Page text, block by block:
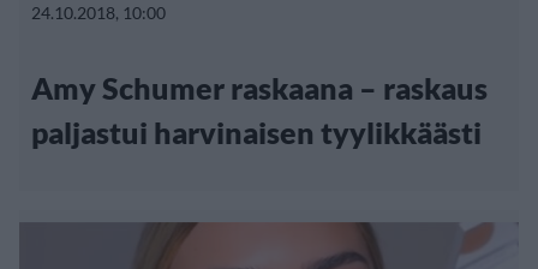
24.10.2018, 10:00
Amy Schumer raskaana – raskaus
paljastui harvinaisen tyylikkäästi